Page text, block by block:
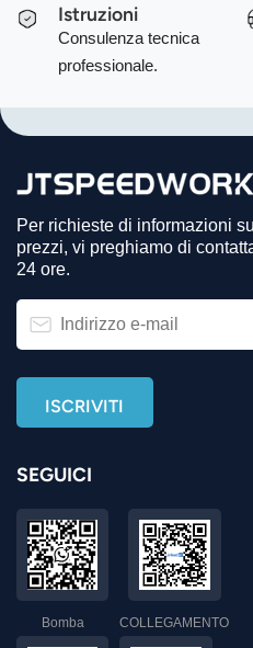
Istruzioni
Consulenza tecnica
professionale.
Per richieste di informazioni
prezzi, vi preghiamo di
24 ore.
SEGUICI
Bomba COLLEGAMENTO